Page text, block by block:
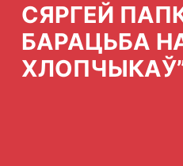
СЯРГЕЙ
БАРАЦЬБА